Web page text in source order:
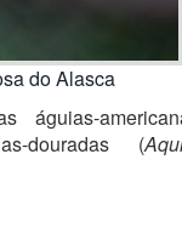
do Alasca
douradas (